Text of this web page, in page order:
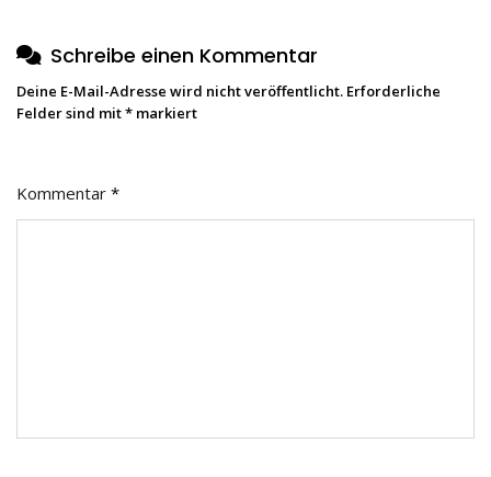
Schreibe einen Kommentar
Deine E-Mail-Adresse wird nicht veröffentlicht. Erforderliche
Felder sind mit* markiert
Kommentar *